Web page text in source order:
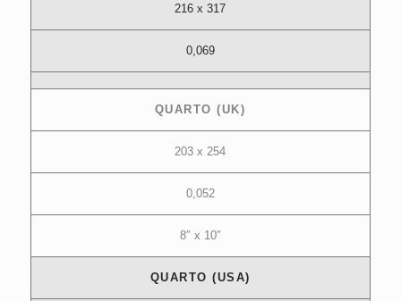
216 x 317
0,069
QUARTO (UK)
203 x 254
0,052
8″ x 10″
QUARTO (USA)